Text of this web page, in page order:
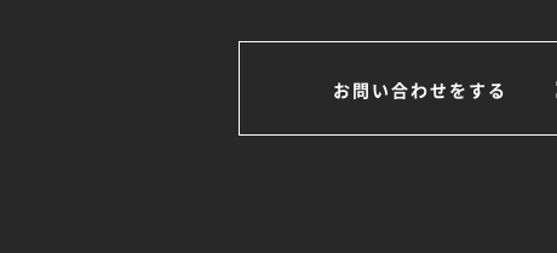
お問い合わせをする